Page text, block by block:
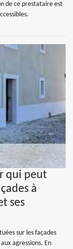
de ce prestataire est
qui peut
à
ses
sur les façades
agressions. En